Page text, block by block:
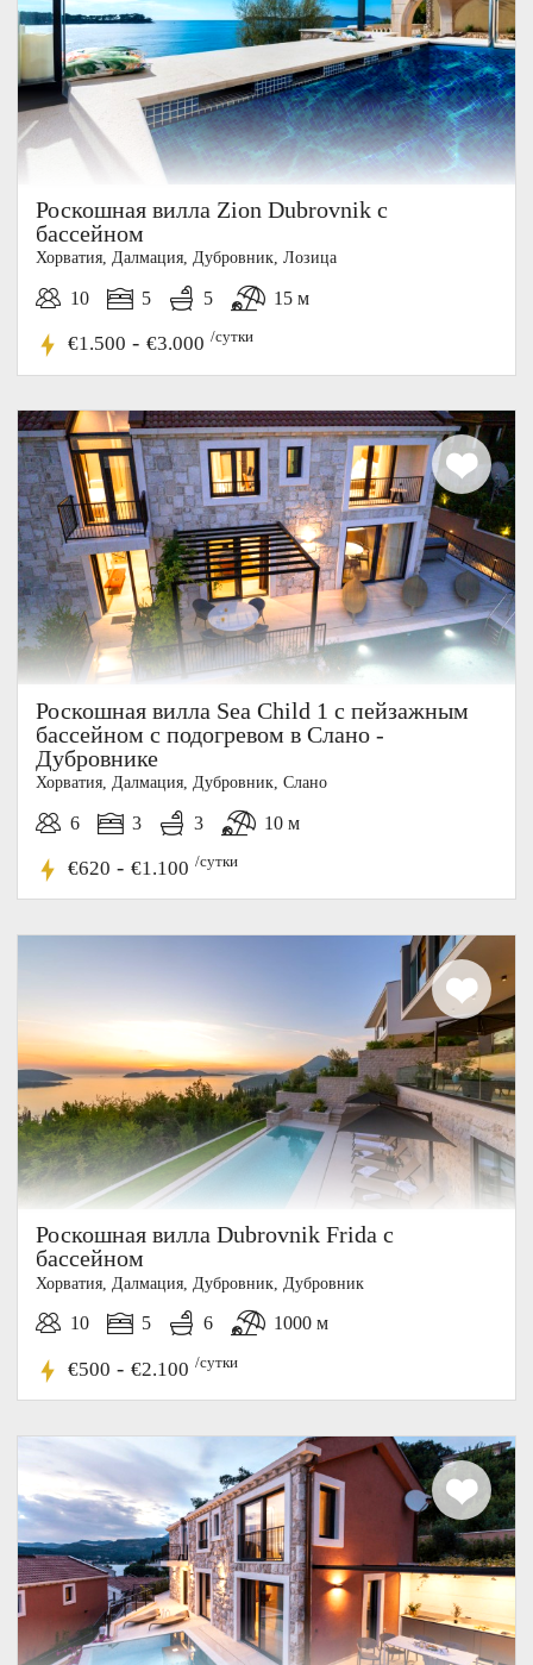
10%
СКИДКА
Роскошная вилла Zion Dubrovnik с
бассейном
Хорватия, Далмация, Дубровник, Лозица
10 5 5 15 м
€1.500 - €3.000 /сутки
Роскошная вилла Sea Child 1 с пейзажным
бассейном с подогревом в Слано -
Дубровнике
Хорватия, Далмация, Дубровник, Слано
6 3 3 10 м
€620 - €1.100 /сутки
Роскошная вилла Dubrovnik Frida с
бассейном
Хорватия, Далмация, Дубровник, Дубровник
10 5 6 1000 м
€500 - €2.100 /сутки